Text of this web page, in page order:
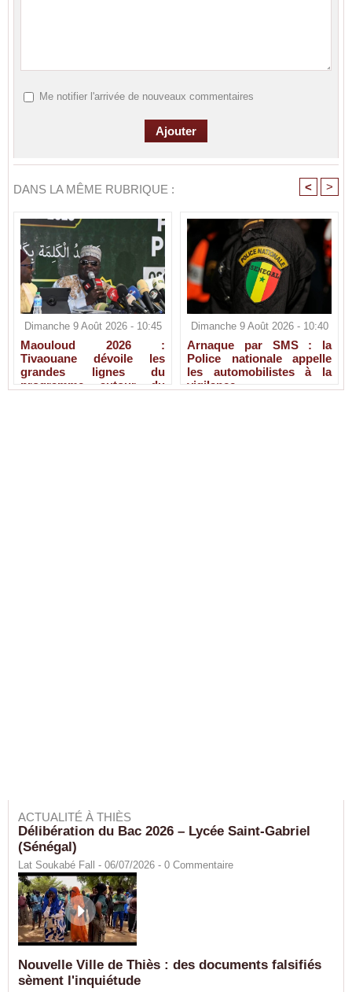
Me notifier l'arrivée de nouveaux commentaires
DANS LA MÊME RUBRIQUE : < >
Dimanche 9 Août 2026 - 10:45
Maouloud 2026 :
Tivaouane dévoile les
grandes lignes du
programme autour du
Dimanche 9 Août 2026 - 10:40
Arnaque par SMS : la
Police nationale appelle
les automobilistes à la
vigilance
ACTUALITÉ À THIÈS
Délibération du Bac 2026 – Lycée Saint-Gabriel
(Sénégal)
Lat Soukabé Fall - 06/07/2026 - 0 Commentaire
Nouvelle Ville de Thiès : des documents falsifiés
sèment l'inquiétude